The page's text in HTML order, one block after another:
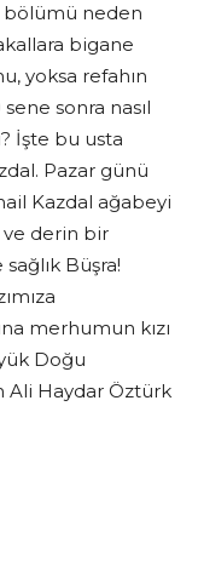
bölümü neden
bigane
yoksa refahın
sonra nasıl
İşte bu usta
Pazar günü
Kazdal ağabeyi
ve derin bir
Büşra!
merhumun kızı
Doğu
Ali Haydar Öztürk